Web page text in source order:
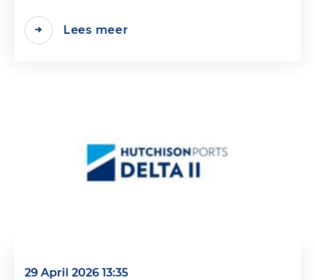
Lees meer
29 April 2026 13:35